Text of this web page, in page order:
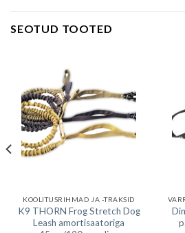
SEOTUD TOOTED
KOOLITUSRIHMAD JA -TRAKSID
K9 THORN Frog Stretch Dog
Leash amortisaatoriga